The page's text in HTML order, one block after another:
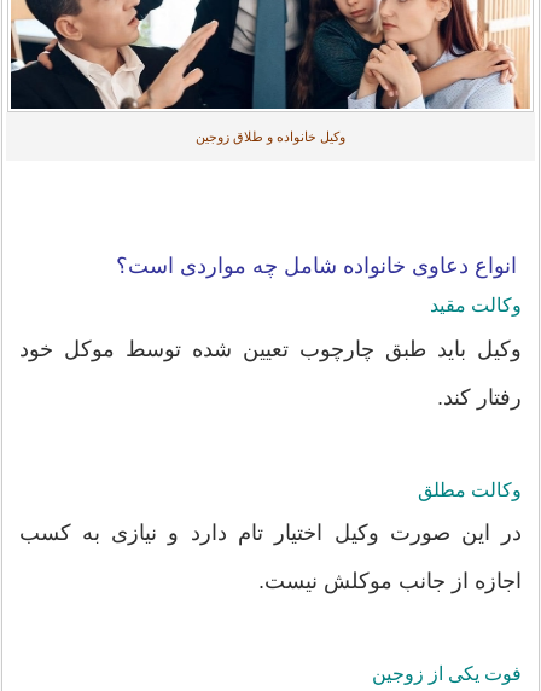
وکیل خانواده و طلاق زوجین
انواع دعاوی خانواده شامل چه مواردی است؟
وکالت مقید
وکیل باید طبق چارچوب تعیین شده توسط موکل خود
رفتار کند.
وکالت مطلق
در این صورت وکیل اختیار تام دارد و نیازی به کسب
اجازه از جانب موکلش نیست.
فوت یکی از زوجین